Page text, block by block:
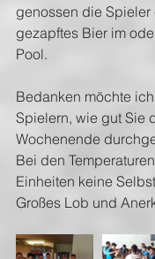
genossen die Spieler
gezapftes Bier im
Pool.
Bedanken möchte
Spielern, wie gut Sie
Wochenende
Bei den
Einheiten keine
Großes Lob und